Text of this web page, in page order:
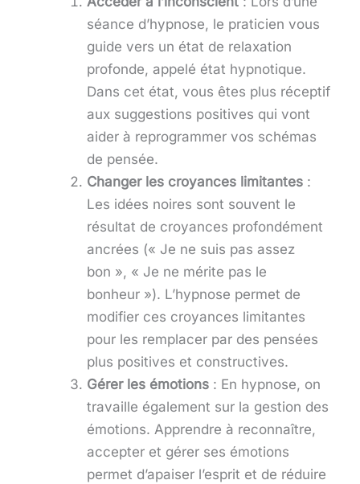
séance d’hypnose, le praticien vous
guide vers un état de relaxation
profonde, appelé état hypnotique.
Dans cet état, vous êtes plus réceptif
aux suggestions positives qui vont
aider à reprogrammer vos schémas
de pensée.
Changer les croyances limitantes :
Les idées noires sont souvent le
résultat de croyances profondément
ancrées (« Je ne suis pas assez
bon », « Je ne mérite pas le
bonheur »). L’hypnose permet de
modifier ces croyances limitantes
pour les remplacer par des pensées
plus positives et constructives.
Gérer les émotions : En hypnose, on
travaille également sur la gestion des
émotions. Apprendre à reconnaître,
accepter et gérer ses émotions
permet d’apaiser l’esprit et de réduire